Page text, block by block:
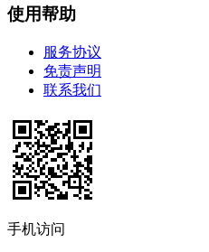
使用帮助
服务协议
免责声明
联系我们
手机访问